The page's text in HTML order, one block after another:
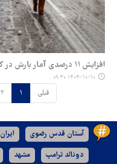
افزایش ۱۱ درصدی آمار بارش در کنار تداوم خشکسالی
۱۴۰۴-۱۰-۱۰ ۰۹:۳۰
قبلی ۱ ۲
آستان قدس رضوی ایران
دونالد ترامپ مشهد